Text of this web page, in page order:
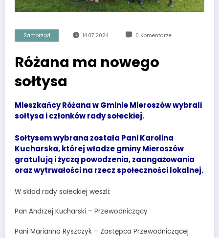
Samorząd 14.07.2024 0 Komentarze
Różana ma nowego
sołtysa
Mieszkańcy Różana w Gminie Mieroszów wybrali
sołtysa i członków rady sołeckiej.
Sołtysem wybrana została Pani Karolina
Kucharska, której władze gminy Mieroszów
gratulują i życzą powodzenia, zaangażowania
oraz wytrwałości na rzecz społeczności lokalnej.
W skład rady sołeckiej weszli:
Pan Andrzej Kucharski – Przewodniczący
Pani Marianna Ryszczyk – Zastępca Przewodniczącej